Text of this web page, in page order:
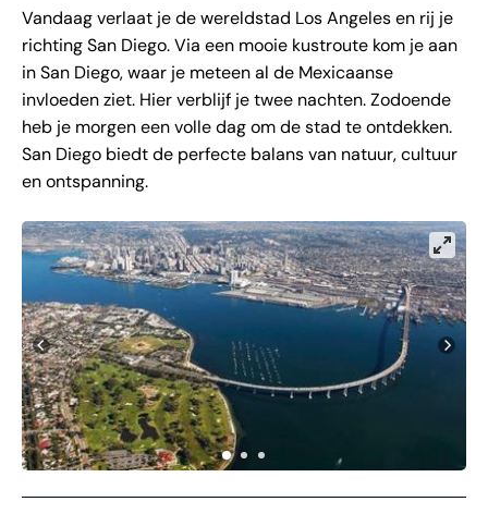
Vandaag verlaat je de wereldstad Los Angeles en rij je
richting San Diego. Via een mooie kustroute kom je aan
in San Diego, waar je meteen al de Mexicaanse
invloeden ziet. Hier verblijf je twee nachten. Zodoende
heb je morgen een volle dag om de stad te ontdekken.
San Diego biedt de perfecte balans van natuur, cultuur
en ontspanning.